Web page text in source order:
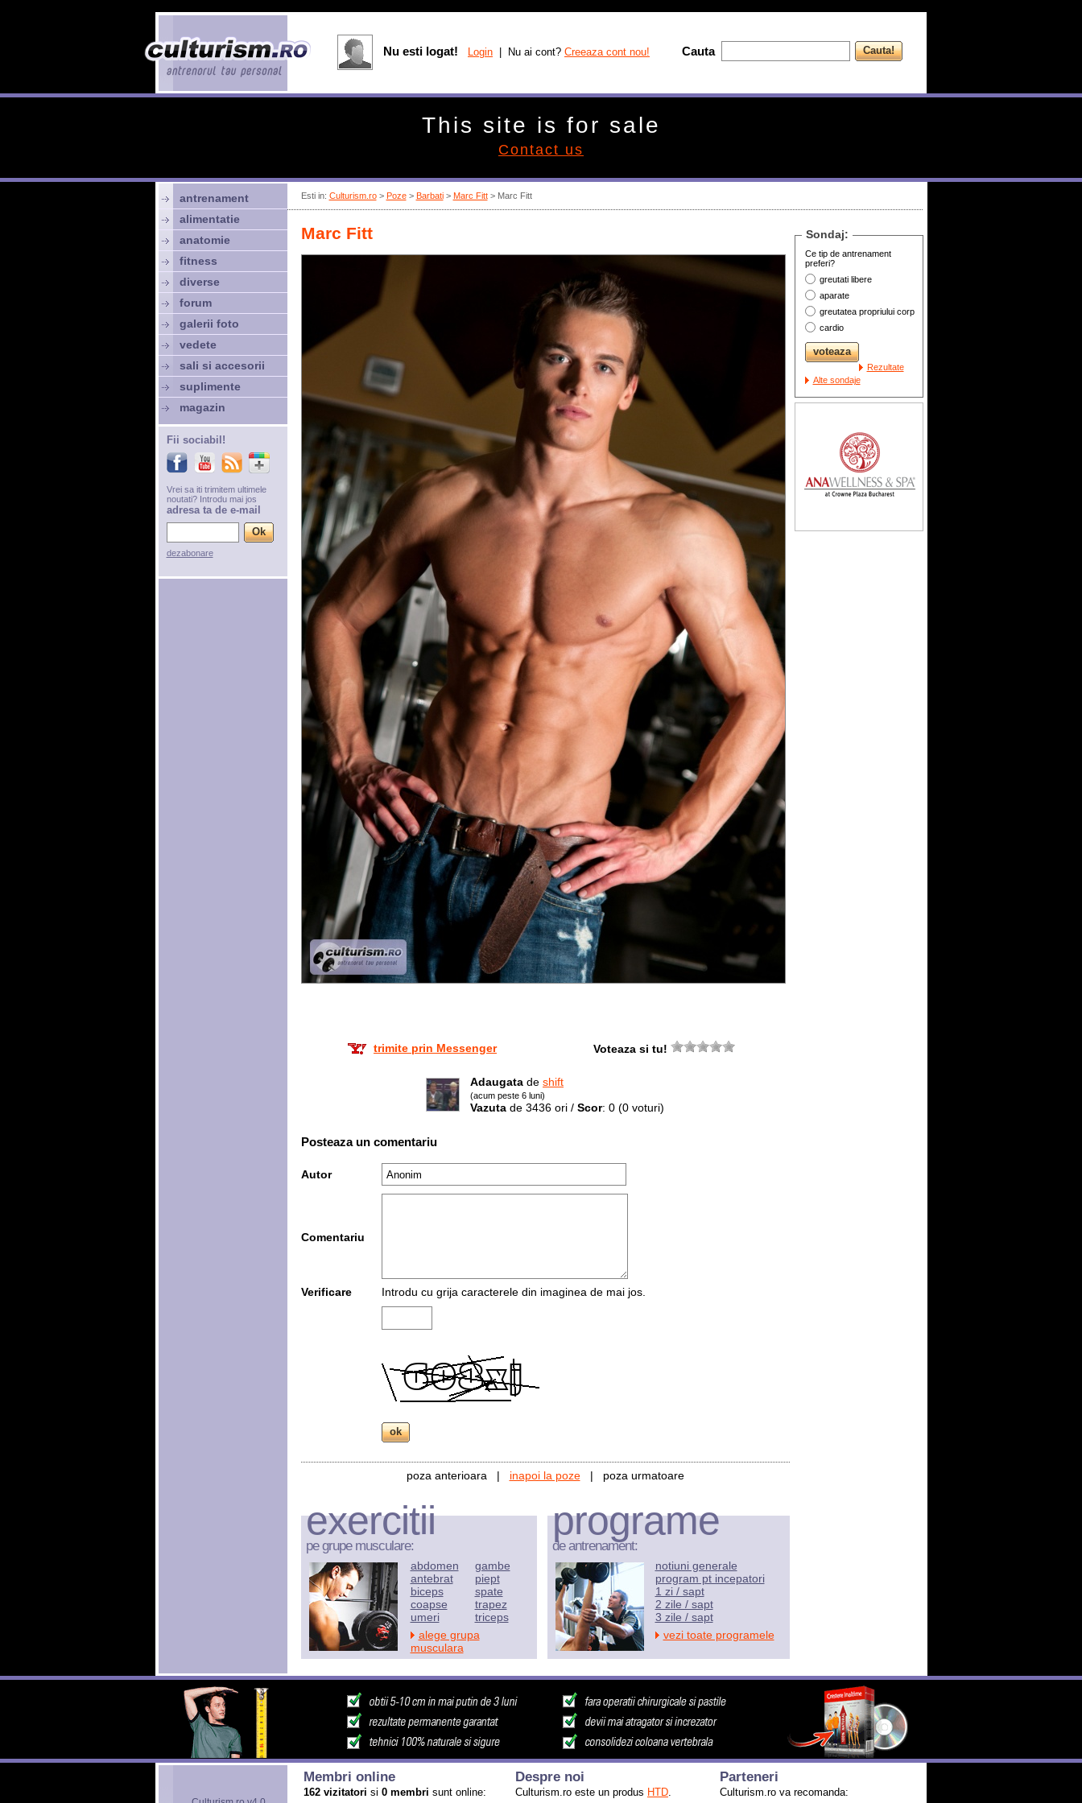
Esti in: Culturism.ro> Poze> Barbati> Marc Fitt> Marc Fitt
Marc Fitt
trimite prin Messenger Voteaza si tu!
Adaugata de shift
(acum peste 6 luni)
Vazuta de 3436 ori / Scor: 0 (0 voturi)
Posteaza un comentariu
Autor
Comentariu
Verificare Introdu cu grija caracterele din imaginea de mai jos.
poza anterioara | inapoi la poze| poza urmatoare
Sondaj:
Ce tip de antrenament
preferi?
greutati libere
aparate
greutatea propriului corp
cardio
Rezultate
Alte sondaje
exercitii
pe grupe musculare:
abdomen
antebrat
biceps
coapse
umeri
gambe
piept
spate
trapez
triceps
alege grupa
musculara
programe
de antrenament:
notiuni generale
program pt incepatori
1 zi / sapt
2 zile / sapt
3 zile / sapt
vezi toate programele
antrenament
alimentatie
anatomie
fitness
diverse
forum
galerii foto
vedete
sali si accesorii
suplimente
magazin
Fii sociabil!
Vrei sa iti trimitem ultimele
noutati? Introdu mai jos
adresa ta de e-mail
dezabonare
Membri online
162 vizitatori si 0 membri sunt online:
Despre noi
Culturism.ro este un produs HTD.
Parteneri
Culturism.ro va recomanda:
Nu esti logat! Login | Nu ai cont? Creeaza cont nou! Cauta
This site is for sale
Contact us